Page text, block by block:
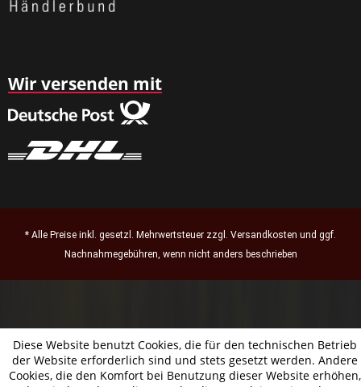
Wir versenden mit
* Alle Preise inkl. gesetzl. Mehrwertsteuer zzgl. Versandkosten und ggf.
Nachnahmegebühren, wenn nicht anders beschrieben
Diese Website benutzt Cookies, die für den technischen Betrieb
der Website erforderlich sind und stets gesetzt werden. Andere
Cookies, die den Komfort bei Benutzung dieser Website erhöhen,